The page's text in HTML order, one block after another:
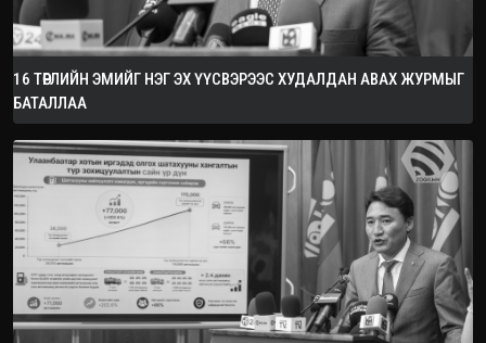
16 ТӨРЛИЙН ЭМИЙГ НЭГ ЭХ ҮҮСВЭРЭЭС ХУДАЛДАН АВАХ ЖУРМЫГ
БАТАЛЛАА